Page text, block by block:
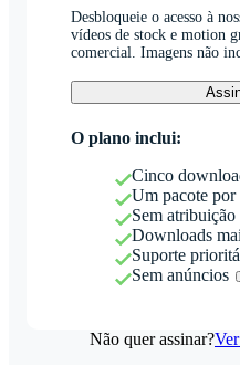
Desbloqueie o acesso à
vídeos de stock e motion
comercial. Imagens não
O plano inclui:
Cinco
Um pacote por
Sem atribuição
Downloads
Suporte
Sem anúncios
Não quer assinar?